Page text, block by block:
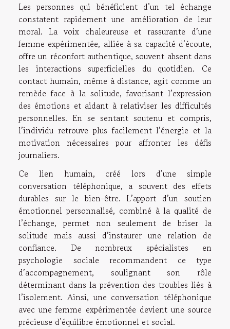
Les personnes qui bénéficient d’un tel échange
constatent rapidement une amélioration de leur
moral. La voix chaleureuse et rassurante d’une
femme expérimentée, alliée à sa capacité d’écoute,
offre un réconfort authentique, souvent absent dans
les interactions superficielles du quotidien. Ce
contact humain, même à distance, agit comme un
remède face à la solitude, favorisant l’expression
des émotions et aidant à relativiser les difficultés
personnelles. En se sentant soutenu et compris,
l’individu retrouve plus facilement l’énergie et la
motivation nécessaires pour affronter les défis
journaliers.
Ce lien humain, créé lors d’une simple
conversation téléphonique, a souvent des effets
durables sur le bien-être. L’apport d’un soutien
émotionnel personnalisé, combiné à la qualité de
l’échange, permet non seulement de briser la
solitude mais aussi d’instaurer une relation de
confiance. De nombreux spécialistes en
psychologie sociale recommandent ce type
d’accompagnement, soulignant son rôle
déterminant dans la prévention des troubles liés à
l’isolement. Ainsi, une conversation téléphonique
avec une femme expérimentée devient une source
précieuse d’équilibre émotionnel et social.